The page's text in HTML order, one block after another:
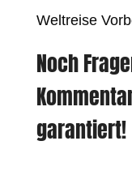
Weltreise
Noch
garantiert!